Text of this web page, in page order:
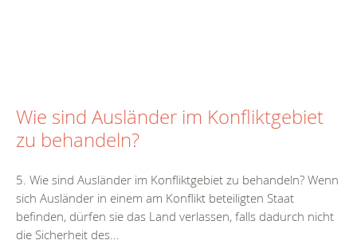
Wie sind Ausländer im Konfliktgebiet
zu behandeln?
5. Wie sind Ausländer im Konfliktgebiet zu behandeln? Wenn
sich Ausländer in einem am Konflikt beteiligten Staat
befinden, dürfen sie das Land verlassen, falls dadurch nicht
die Sicherheit des...